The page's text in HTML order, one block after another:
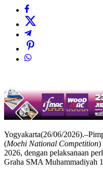
Yogyakarta(26/06/
(Moehi National Competition)
2026, dengan pelaksanaan
Graha SMA Muhammadiyah